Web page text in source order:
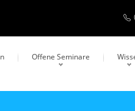
Offene Seminare